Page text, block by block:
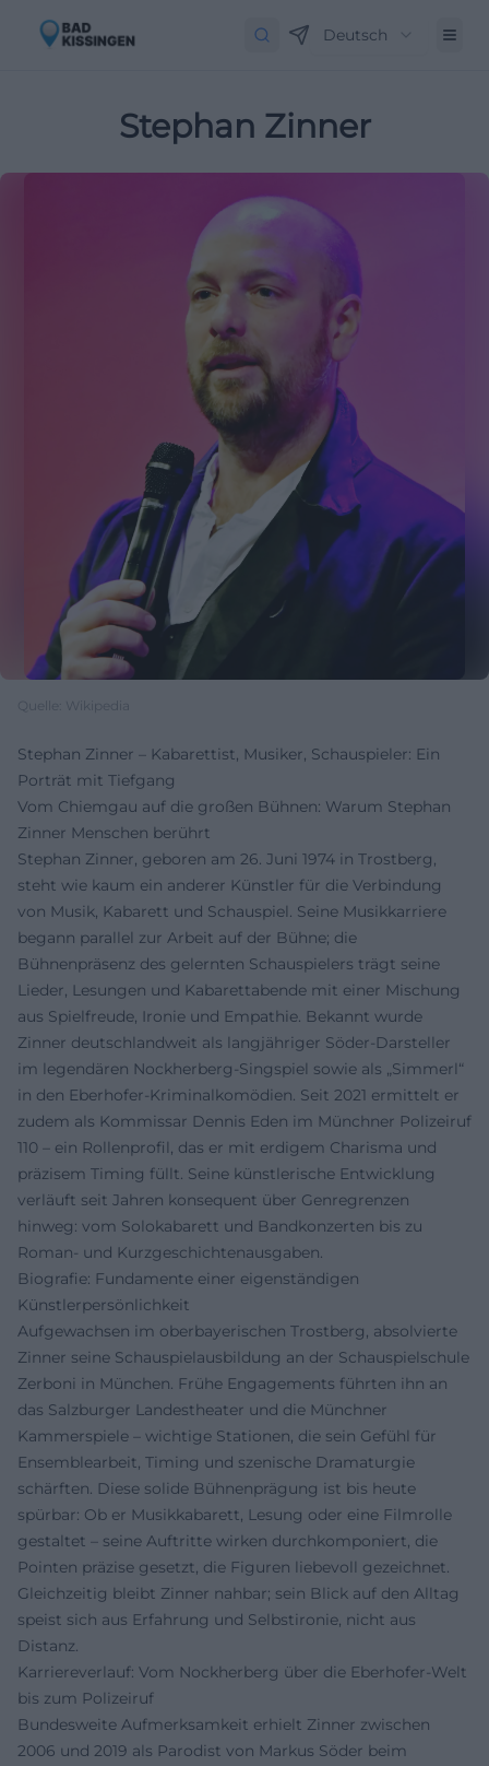
Deutsch
Stephan Zinner
Quelle: Wikipedia
Stephan Zinner – Kabarettist, Musiker, Schauspieler: Ein
Porträt mit Tiefgang
Vom Chiemgau auf die großen Bühnen: Warum Stephan
Zinner Menschen berührt
Stephan Zinner, geboren am 26. Juni 1974 in Trostberg,
steht wie kaum ein anderer Künstler für die Verbindung
von Musik, Kabarett und Schauspiel. Seine Musikkarriere
begann parallel zur Arbeit auf der Bühne; die
Bühnenpräsenz des gelernten Schauspielers trägt seine
Lieder, Lesungen und Kabarettabende mit einer Mischung
aus Spielfreude, Ironie und Empathie. Bekannt wurde
Zinner deutschlandweit als langjähriger Söder-Darsteller
im legendären Nockherberg-Singspiel sowie als „Simmerl“
in den Eberhofer-Kriminalkomödien. Seit 2021 ermittelt er
zudem als Kommissar Dennis Eden im Münchner Polizeiruf
110 – ein Rollenprofil, das er mit erdigem Charisma und
präzisem Timing füllt. Seine künstlerische Entwicklung
verläuft seit Jahren konsequent über Genregrenzen
hinweg: vom Solokabarett und Bandkonzerten bis zu
Roman- und Kurzgeschichtenausgaben.
Biografie: Fundamente einer eigenständigen
Künstlerpersönlichkeit
Aufgewachsen im oberbayerischen Trostberg, absolvierte
Zinner seine Schauspielausbildung an der Schauspielschule
Zerboni in München. Frühe Engagements führten ihn an
das Salzburger Landestheater und die Münchner
Kammerspiele – wichtige Stationen, die sein Gefühl für
Ensemblearbeit, Timing und szenische Dramaturgie
schärften. Diese solide Bühnenprägung ist bis heute
spürbar: Ob er Musikkabarett, Lesung oder eine Filmrolle
gestaltet – seine Auftritte wirken durchkomponiert, die
Pointen präzise gesetzt, die Figuren liebevoll gezeichnet.
Gleichzeitig bleibt Zinner nahbar; sein Blick auf den Alltag
speist sich aus Erfahrung und Selbstironie, nicht aus
Distanz.
Karriereverlauf: Vom Nockherberg über die Eberhofer-Welt
bis zum Polizeiruf
Bundesweite Aufmerksamkeit erhielt Zinner zwischen
2006 und 2019 als Parodist von Markus Söder beim